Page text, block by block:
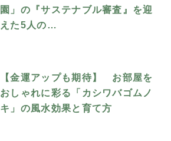
園」の『サステナブル審査』を迎
えた5人の…
【金運アップも期待】 お部屋を
おしゃれに彩る「カシワバゴムノ
キ」の風水効果と育て方